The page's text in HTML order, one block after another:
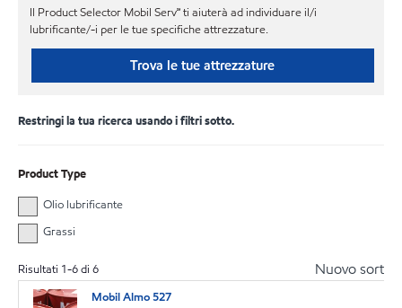
Il Product Selector Mobil Serv℠ ti aiuterà ad individuare il/i
lubrificante/-i per le tue specifiche attrezzature.
Trova le tue attrezzature
Restringi la tua ricerca usando i filtri sotto.
Product Type
Olio lubrificante
Grassi
Risultati 1-6di 6 Nuovo sort
Mobil Almo 527